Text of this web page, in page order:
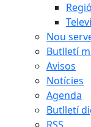
Nou
Butlletí
Avisos
Notícies
Agenda
Butlletí